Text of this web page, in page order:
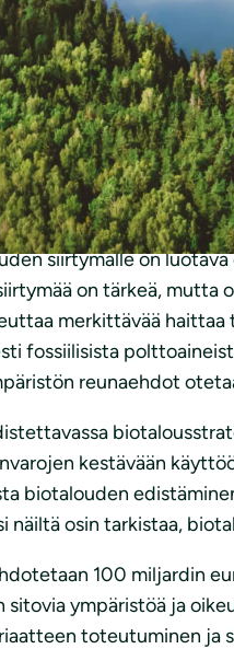
kiittää
teollisuuden ohjelma
puhtaampaa
investoinneille sekä
ei toisin päin. Suomen
sekä pysyvät
siirtymälle on
on tärkeä,
merkittävää
fossiilisista
reunaehdot
kestävään
biotalouden
osin tarkistaa,
100 miljardin
ympäristöä ja
toteutuminen ja